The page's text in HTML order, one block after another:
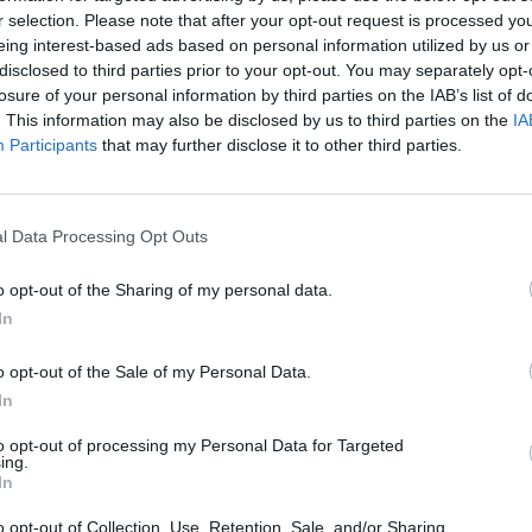
selection. Please note that after your opt-out request is processed
interest-based ads based on personal information utilized by us
to third parties prior to your opt-out. You may separately
of your personal information by third parties on the IAB’s list of
This information may also be disclosed by us to third parties on the
Participants that may further disclose it to other third parties.
Data Processing Opt Outs
opt-out of the Sharing of my personal data.
opt-out of the Sale of my Personal Data.
opt-out of processing my Personal Data for Targeted
opt-out of Collection, Use, Retention, Sale, and/or Sharing
inlägget avThe-GOAT för 8 timmar
iGenerell felsökning
att folk köper bil
fel anledning.
inlägget av The-GOAT för 11
iEl- och hybridbilar
inlägget av
med jämna
46 svar
with 427 ZL-1!
Senaste inlägget av
sedaniProjekt
Camaro som
Senaste inlägget av
Volkswagen Golf